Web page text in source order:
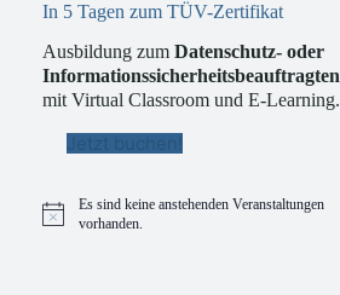
In 5 Tagen zum TÜV-Zertifikat
Ausbildung zumDatenschutz- oder
Informationssicherheitsbeauftragten
mit Virtual Classroom und E-Learning.
Jetzt buchen!
H
Es sind keine anstehenden Veranstaltungen
vorhanden.